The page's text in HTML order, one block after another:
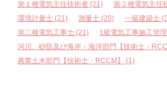
第１種電気主任技術者 (21) 第２種電気主任
環境計量士 (21)
測量士 (20) 一級建築士
第二種電気工事士 (21)
1級電気工事施工管
河川、砂防及び海岸・海洋部門【技術士・
農業土木部門【技術士・RCCM】 (1)